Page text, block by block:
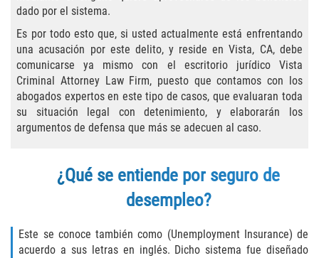
Asalto Simple
Agresión Contra un Agente del Orden
Público
Asuntos Posteriores a la Condena
Anulando o Rechazando una Condena
Certificado de Rehabilitación
Eliminación de Antecedentes Penales
Libertad Condicional Bajo Palabra
dado por el sistema.
Es por todo esto que, si usted actualmente está enfrentando
una acusación por este delito, y reside en Vista, CA, debe
comunicarse ya mismo con el escritorio jurídico Vista
Criminal Attorney Law Firm, puesto que contamos con los
abogados expertos en este tipo de casos, que evaluaran toda
su situación legal con detenimiento, y elaborarán los
argumentos de defensa que más se adecuen al caso.
¿Qué se entiende por seguro de
desempleo?
Este se conoce también como (Unemployment Insurance) de
acuerdo a sus letras en inglés. Dicho sistema fue diseñado